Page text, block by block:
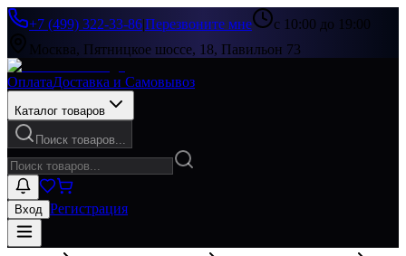
+7 (499) 322-33-86|Перезвоните мне
с 10:00 до 19:00
Москва, Пятницкое шоссе, 18, Павильон 73
ОплатаДоставка и Самовывоз
Каталог товаров
Поиск товаров...
Вход Регистрация